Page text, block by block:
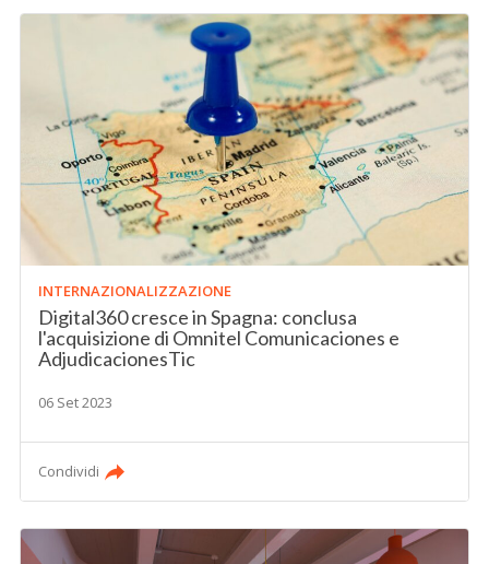
INTERNAZIONALIZZAZIONE
Digital360 cresce in Spagna: conclusa
l'acquisizione di Omnitel Comunicaciones e
AdjudicacionesTic
06 Set 2023
Condividi